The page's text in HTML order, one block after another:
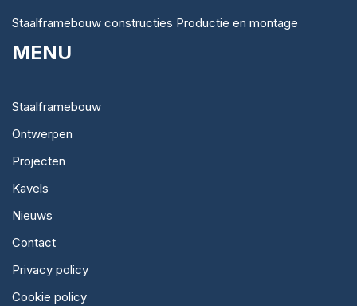
Staalframebouw constructies Productie en montage
MENU
Staalframebouw
Ontwerpen
Projecten
Kavels
Nieuws
Contact
Privacy policy
Cookie policy